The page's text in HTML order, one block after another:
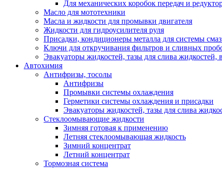
Для механических коробок передач и
Масло для мототехники
Масла и жидкости для промывки двигателя
Жидкости для гидроусилителя руля
Присадки, кондиционеры металла для системы
Ключи для откручивания фильтров и сливных
Эвакуаторы жидкостей, тазы для слива жидкостей,
Автохимия
Антифризы, тосолы
Антифризы
Промывки системы охлаждения
Герметики системы охлаждения и присадки
Эвакуаторы жидкостей, тазы для слива
Стеклоомывающие жидкости
Зимняя готовая к применению
Летняя стеклоомывающая жидкость
Зимний концентрат
Летний концентрат
Тормозная система